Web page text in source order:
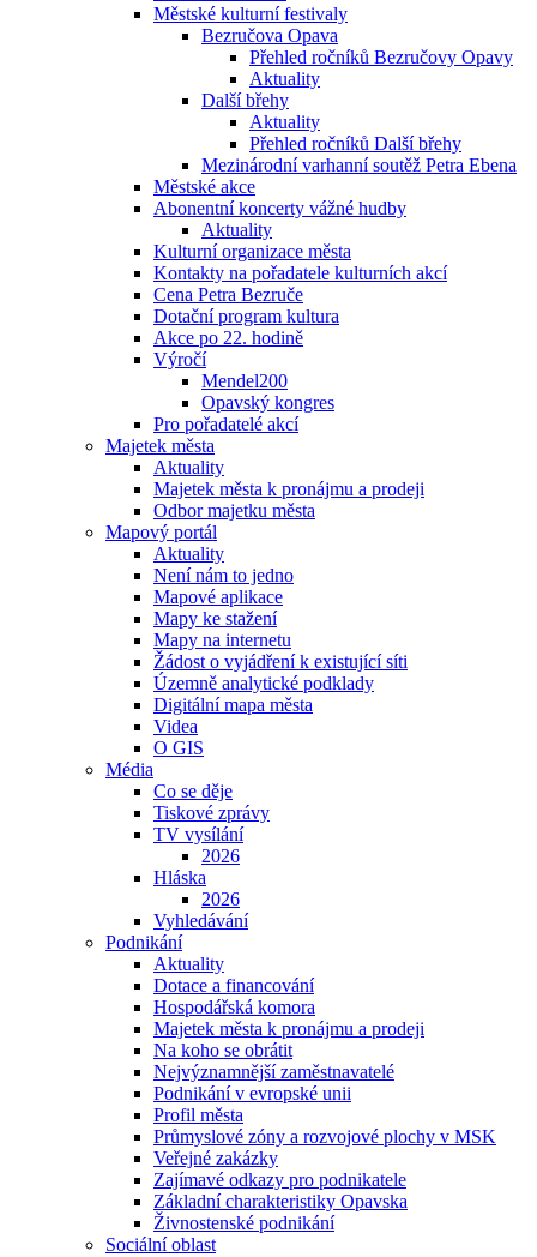
Městské kulturní festivaly
Bezručova Opava
Přehled ročníků Bezručovy Opavy
Aktuality
Další břehy
Aktuality
Přehled ročníků Další břehy
Mezinárodní varhanní soutěž Petra Ebena
Městské akce
Abonentní koncerty vážné hudby
Aktuality
Kulturní organizace města
Kontakty na pořadatele kulturních akcí
Cena Petra Bezruče
Dotační program kultura
Akce po 22. hodině
Výročí
Mendel200
Opavský kongres
Pro pořadatelé akcí
Majetek města
Aktuality
Majetek města k pronájmu a prodeji
Odbor majetku města
Mapový portál
Aktuality
Není nám to jedno
Mapové aplikace
Mapy ke stažení
Mapy na internetu
Žádost o vyjádření k existující síti
Územně analytické podklady
Digitální mapa města
Videa
O GIS
Média
Co se děje
Tiskové zprávy
TV vysílání
2026
Hláska
2026
Vyhledávání
Podnikání
Aktuality
Dotace a financování
Hospodářská komora
Majetek města k pronájmu a prodeji
Na koho se obrátit
Nejvýznamnější zaměstnavatelé
Podnikání v evropské unii
Profil města
Průmyslové zóny a rozvojové plochy v MSK
Veřejné zakázky
Zajímavé odkazy pro podnikatele
Základní charakteristiky Opavska
Živnostenské podnikání
Sociální oblast